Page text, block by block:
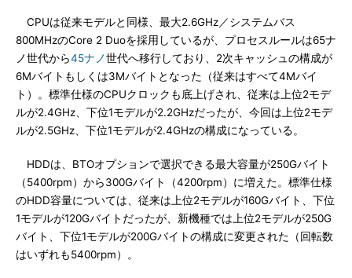
CPUは従来モデルと同様、最大2.6GHz／システムバス
800MHzのCore 2 Duoを採用しているが、プロセスルールは65ナ
ノ世代から45ナノ世代へ移行しており、2次キャッシュの構成が
6Mバイトもしくは3Mバイトとなった（従来はすべて4Mバイ
ト）。標準仕様のCPUクロックも底上げされ、従来は上位2モデ
ルが2.4GHz、下位1モデルが2.2GHzだったが、今回は上位2モデ
ルが2.5GHz、下位1モデルが2.4GHzの構成になっている。
HDDは、BTOオプションで選択できる最大容量が250Gバイト
（5400rpm）から300Gバイト（4200rpm）に増えた。標準仕様
のHDD容量については、従来は上位2モデルが160Gバイト、下位
1モデルが120Gバイトだったが、新機種では上位2モデルが250G
バイト、下位1モデルが200Gバイトの構成に変更された（回転数
はいずれも5400rpm）。